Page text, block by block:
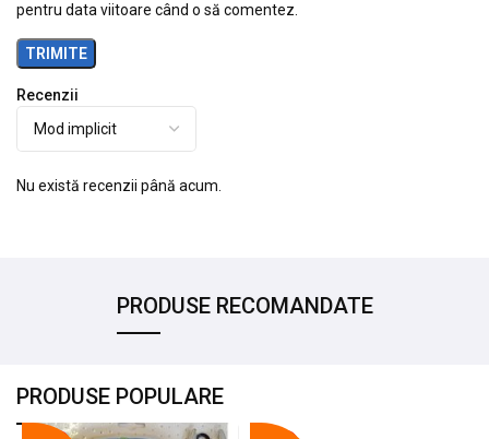
Recenzii
Nu există recenzii până acum.
pentru data viitoare când o să comentez.
PRODUSE RECOMANDATE
PRODUSE POPULARE